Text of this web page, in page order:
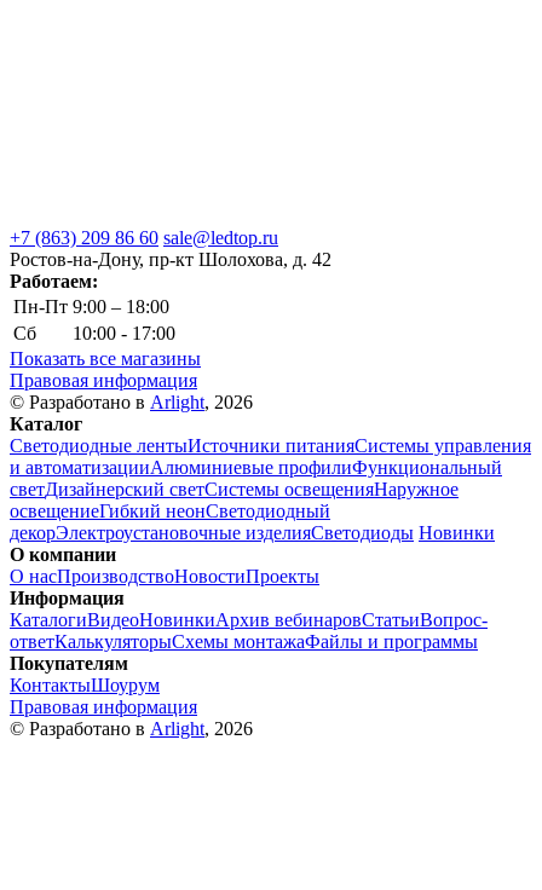
+7 (863) 209 86 60 sale@ledtop.ru
Ростов-на-Дону, пр-кт Шолохова, д. 42
Работаем:
Пн-Пт 9:00 – 18:00
Сб
10:00 - 17:00
Показать все магазины
Правовая информация
© Разработано в Arlight, 2026
Каталог
Светодиодные лентыИсточники питанияСистемы управления
и автоматизацииАлюминиевые профилиФункциональный
светДизайнерский светСистемы освещенияНаружное
освещениеГибкий неонСветодиодный
декорЭлектроустановочные изделияСветодиоды Новинки
О компании
О насПроизводствоНовостиПроекты
Информация
КаталогиВидеоНовинкиАрхив вебинаровСтатьиВопрос-
ответКалькуляторыСхемы монтажаФайлы и программы
Покупателям
КонтактыШоурум
Правовая информация
© Разработано в Arlight, 2026